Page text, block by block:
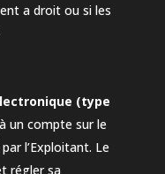
a droit ou si les
(type
un compte sur le
l’Exploitant. Le
régler sa